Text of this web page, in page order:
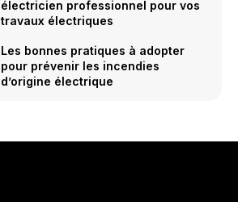
électricien professionnel pour vos
travaux électriques
Les bonnes pratiques à adopter
pour prévenir les incendies
d’origine électrique